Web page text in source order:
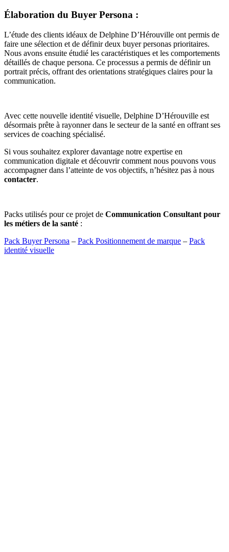
Élaboration du Buyer Persona :
L’étude des clients idéaux de Delphine D’Hérouville ont permis de
faire une sélection et de définir deux buyer personas prioritaires.
Nous avons ensuite étudié les caractéristiques et les comportements
détaillés de chaque persona. Ce processus a permis de définir un
portrait précis, offrant des orientations stratégiques claires pour la
communication.
Avec cette nouvelle identité visuelle, Delphine D’Hérouville est
désormais prête à rayonner dans le secteur de la santé en offrant ses
services de coaching spécialisé.
Si vous souhaitez explorer davantage notre expertise en
communication digitale et découvrir comment nous pouvons vous
accompagner dans l’atteinte de vos objectifs, n’hésitez pas à nous
contacter.
Packs utilisés pour ce projet de Communication Consultant pour
les métiers de la santé :
Pack Buyer Persona – Pack Positionnement de marque – Pack
identité visuelle